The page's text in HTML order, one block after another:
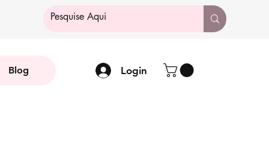
Blog Login